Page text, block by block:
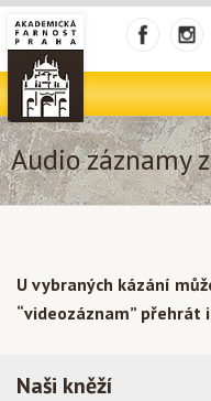
Audio záznamy
U vybraných kázání
“videozáznam” přehrát
Naši kněží